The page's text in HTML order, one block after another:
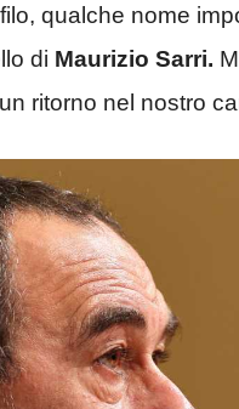
qualche nome
di Maurizio Sarri.
ritorno nel nostro